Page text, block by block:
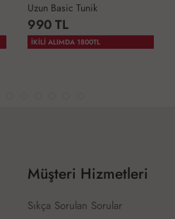
Uzun Basic Tunik
990 TL
İKİLİ ALIMDA 1800TL
Müşteri Hizmetleri
Sıkça Sorulan Sorular